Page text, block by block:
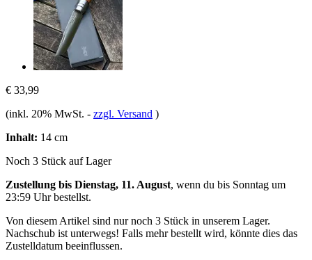
€ 33,99
(inkl. 20% MwSt. - zzgl. Versand )
Inhalt: 14 cm
Noch 3 Stück auf Lager
Zustellung bis Dienstag, 11. August, wenn du bis Sonntag um
23:59 Uhrbestellst.
Von diesem Artikel sind nur noch 3 Stück in unserem Lager.
Nachschub ist unterwegs! Falls mehr bestellt wird, könnte dies das
Zustelldatum beeinflussen.